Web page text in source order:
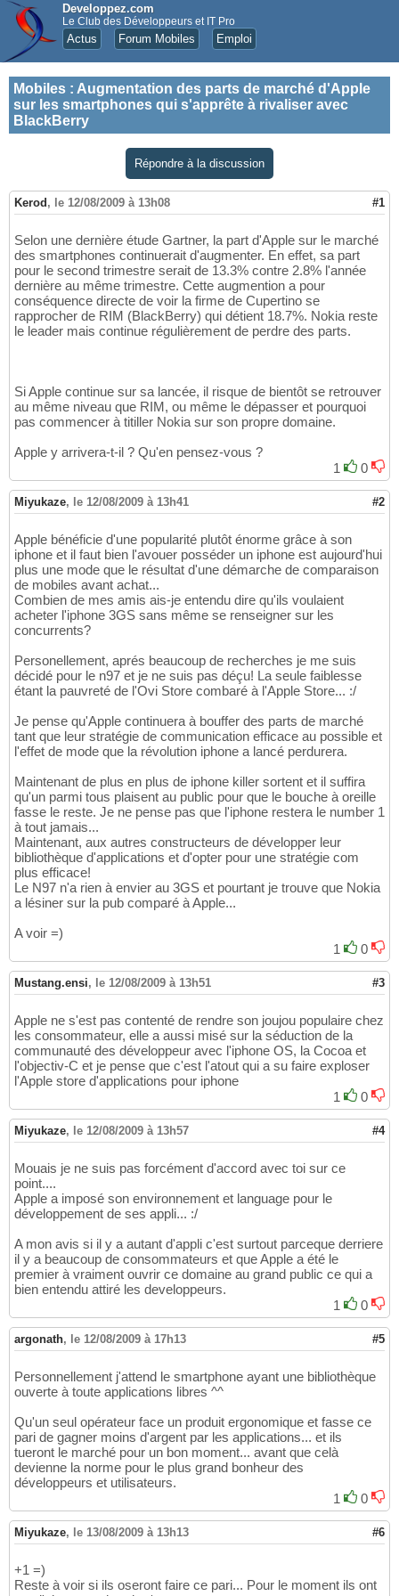
Developpez.com
Le Club des Développeurs et IT Pro
Actus Forum Mobiles Emploi
Mobiles : Augmentation des parts de marché d'Apple
sur les smartphones qui s'apprête à rivaliser avec
BlackBerry
Répondre à la discussion
Kerod , le 12/08/2009 à 13h08 #1
Selon une dernière étude Gartner, la part d'Apple sur le marché
des smartphones continuerait d'augmenter. En effet, sa part
pour le second trimestre serait de 13.3% contre 2.8% l'année
dernière au même trimestre. Cette augmention a pour
conséquence directe de voir la firme de Cupertino se
rapprocher de RIM (BlackBerry) qui détient 18.7%. Nokia reste
le leader mais continue régulièrement de perdre des parts.
Si Apple continue sur sa lancée, il risque de bientôt se retrouver
au même niveau que RIM, ou même le dépasser et pourquoi
pas commencer à titiller Nokia sur son propre domaine.
Apple y arrivera-t-il ? Qu'en pensez-vous ?
1
0
Miyukaze, le 12/08/2009 à 13h41 #2
Apple bénéficie d'une popularité plutôt énorme grâce à son
iphone et il faut bien l'avouer posséder un iphone est aujourd'hui
plus une mode que le résultat d'une démarche de comparaison
de mobiles avant achat...
Combien de mes amis ais-je entendu dire qu'ils voulaient
acheter l'iphone 3GS sans même se renseigner sur les
concurrents?
Personellement, aprés beaucoup de recherches je me suis
décidé pour le n97 et je ne suis pas déçu! La seule faiblesse
étant la pauvreté de l'Ovi Store combaré à l'Apple Store... :/
Je pense qu'Apple continuera à bouffer des parts de marché
tant que leur stratégie de communication efficace au possible et
l'effet de mode que la révolution iphone a lancé perdurera.
Maintenant de plus en plus de iphone killer sortent et il suffira
qu'un parmi tous plaisent au public pour que le bouche à oreille
fasse le reste. Je ne pense pas que l'iphone restera le number 1
à tout jamais...
Maintenant, aux autres constructeurs de développer leur
bibliothèque d'applications et d'opter pour une stratégie com
plus efficace!
Le N97 n'a rien à envier au 3GS et pourtant je trouve que Nokia
a lésiner sur la pub comparé à Apple...
A voir =)
1
0
Mustang.ensi, le 12/08/2009 à 13h51 #3
Apple ne s'est pas contenté de rendre son joujou populaire chez
les consommateur, elle a aussi misé sur la séduction de la
communauté des développeur avec l'iphone OS, la Cocoa et
l'objectiv-C et je pense que c'est l'atout qui a su faire exploser
l'Apple store d'applications pour iphone
1
0
Miyukaze, le 12/08/2009 à 13h57 #4
Mouais je ne suis pas forcément d'accord avec toi sur ce
point....
Apple a imposé son environnement et language pour le
développement de ses appli... :/
A mon avis si il y a autant d'appli c'est surtout parceque derriere
il y a beaucoup de consommateurs et que Apple a été le
premier à vraiment ouvrir ce domaine au grand public ce qui a
bien entendu attiré les developpeurs.
1
0
argonath, le 12/08/2009 à 17h13 #5
Personnellement j'attend le smartphone ayant une bibliothèque
ouverte à toute applications libres ^^
Qu'un seul opérateur face un produit ergonomique et fasse ce
pari de gagner moins d'argent par les applications... et ils
tueront le marché pour un bon moment... avant que celà
devienne la norme pour le plus grand bonheur des
développeurs et utilisateurs.
1
0
Miyukaze, le 13/08/2009 à 13h13 #6
+1 =)
Reste à voir si ils oseront faire ce pari... Pour le moment ils ont